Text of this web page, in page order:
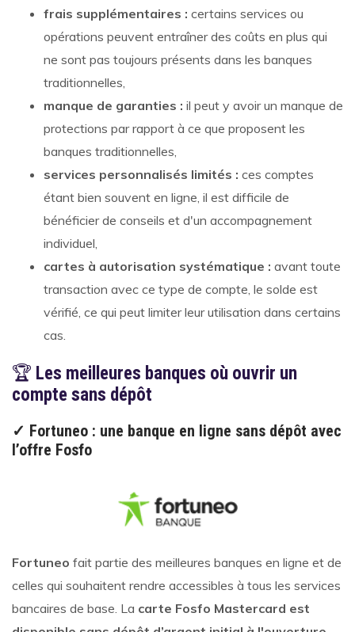
frais supplémentaires : certains services ou
opérations peuvent entraîner des coûts en plus qui
ne sont pas toujours présents dans les banques
traditionnelles,
manque de garanties : il peut y avoir un manque de
protections par rapport à ce que proposent les
banques traditionnelles,
services personnalisés limités : ces comptes
étant bien souvent en ligne, il est difficile de
bénéficier de conseils et d'un accompagnement
individuel,
cartes à autorisation systématique : avant toute
transaction avec ce type de compte, le solde est
vérifié, ce qui peut limiter leur utilisation dans certains
cas.
🏆 Les meilleures banques où ouvrir un
compte sans dépôt
✓ Fortuneo : une banque en ligne sans dépôt avec
l’offre Fosfo
Fortuneo fait partie des meilleures banques en ligne et de
celles qui souhaitent rendre accessibles à tous les services
bancaires de base. La carte Fosfo Mastercard est